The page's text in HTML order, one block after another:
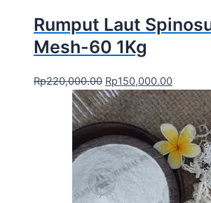
Rumput Laut
Mesh-60 1Kg
Rp220,000.00 Rp150,000.00